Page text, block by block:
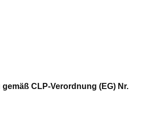
CLP-Verordnung (EG) Nr.